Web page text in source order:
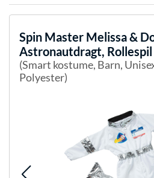
Spin Master Melissa &
Astronautdragt, Rollespil
(Smart kostume, Barn,
Polyester)